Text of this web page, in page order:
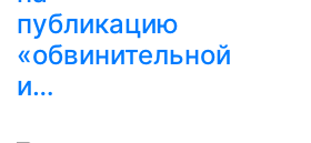
публикацию
«обвинительной
и…